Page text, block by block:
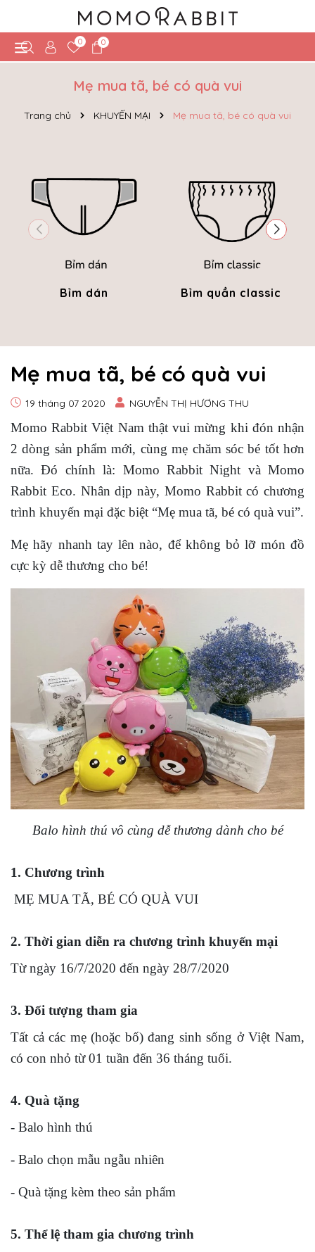
0 0
Mẹ mua tã, bé có quà vui
Trang chủ KHUYẾN MẠI Mẹ mua tã, bé có quà vui
Bỉm dán Bỉm quần classic
Mẹ mua tã, bé có quà vui
19 tháng 07 2020 NGUYỄN THỊ HƯƠNG THU
Momo Rabbit Việt Nam thật vui mừng khi đón nhận
2 dòng sản phẩm mới, cùng mẹ chăm sóc bé tốt hơn
nữa. Đó chính là: Momo Rabbit Night và Momo
Rabbit Eco. Nhân dịp này, Momo Rabbit có chương
trình khuyến mại đặc biệt “Mẹ mua tã, bé có quà vui”.
Mẹ hãy nhanh tay lên nào, để không bỏ lỡ món đồ
cực kỳ dễ thương cho bé!
Balo hình thú vô cùng dễ thương dành cho bé
1. Chương trình
MẸ MUA TÃ, BÉ CÓ QUÀ VUI
2. Thời gian diễn ra chương trình khuyến mại
Từ ngày 16/7/2020 đến ngày 28/7/2020
3. Đối tượng tham gia
Tất cả các mẹ (hoặc bố) đang sinh sống ở Việt Nam,
có con nhỏ từ 01 tuần đến 36 tháng tuổi.
4. Quà tặng
- Balo hình thú
- Balo chọn mẫu ngẫu nhiên
- Quà tặng kèm theo sản phẩm
5. Thể lệ tham gia chương trình